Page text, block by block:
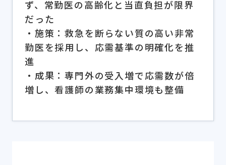
ず、常勤医の高齢化と当直負担が限界
だった
・施策：救急を断らない質の高い非常
勤医を採用し、応需基準の明確化を推
進
・成果：専門外の受入増で応需数が倍
増し、看護師の業務集中環境も整備